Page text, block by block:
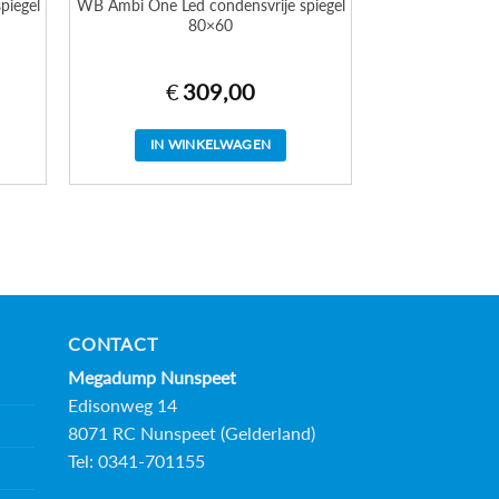
WB Ambi One Led condensvrije spiegel
80×60
€ 309,00
IN WINKELWAGEN
CONTACT
Megadump Nunspeet
Edisonweg 14
8071 RC Nunspeet (Gelderland)
Tel: 0341-701155